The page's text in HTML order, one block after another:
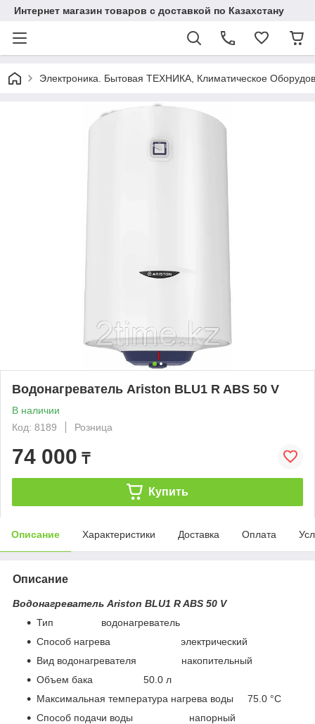
Интернет магазин товаров с доставкой по Казахстану
Электроника. Бытовая ТЕХНИКА, Климатическое
Водонагреватель Ariston BLU1 R ABS 50 V
В наличии
Код: 8189
Розница
74 000 ₸
Купить
Описание Характеристики Доставка Оплата
Описание
Водонагреватель Ariston BLU1 R ABS 50 V
Тип водонагреватель
Способ нагрева электрический
Вид водонагревателя накопительный
Объем бака 50.0 л
Максимальная температура нагрева воды 75.0 °С
Способ подачи воды напорный